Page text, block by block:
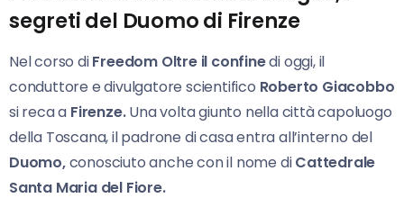
segreti del Duomo di Firenze
Nel corso diFreedom Oltre il confinedi oggi, il
conduttore e divulgatore scientifico Roberto Giacobbo
si reca a Firenze.Una volta giunto nella città capoluogo
della Toscana, il padrone di casa entra all’interno del
Duomo,conosciuto anche con il nome diCattedrale
Santa Maria del Fiore.